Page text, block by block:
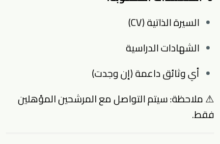
السيرة الذاتية (CV)
الشهادات الدراسية
أي وثائق داعمة (إن وجدت)
⚠ ملاحظة: سيتم التواصل مع المرشحين المؤهلين
فقط.